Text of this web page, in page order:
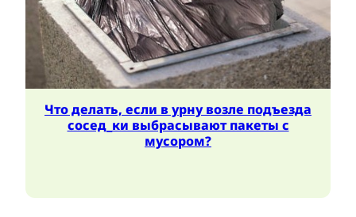
Что делать, если в урну возле подъезда
сосед_ки выбрасывают пакеты с
мусором?